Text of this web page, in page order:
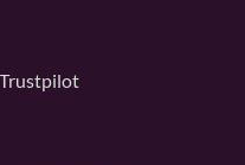
Trustpilot